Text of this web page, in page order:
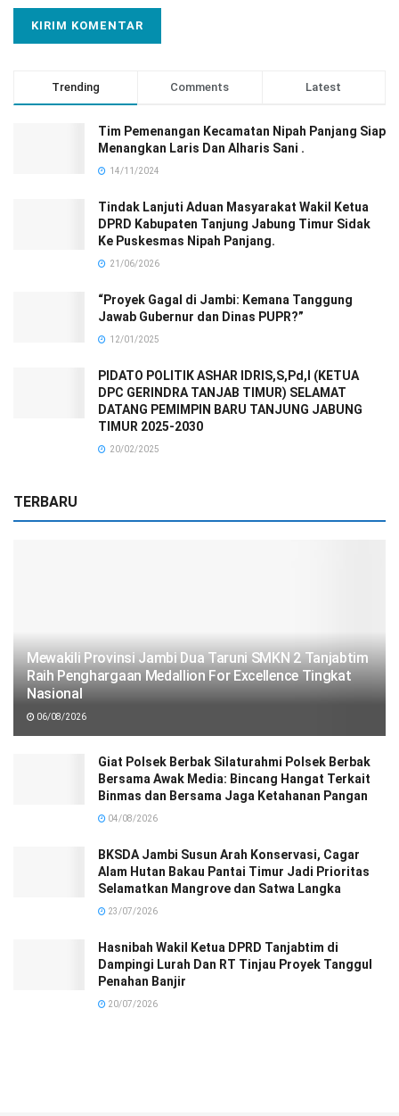
Trending Comments Latest
Tim Pemenangan Kecamatan Nipah Panjang Siap
Menangkan Laris Dan Alharis Sani .
14/11/2024
Tindak Lanjuti Aduan Masyarakat Wakil Ketua
DPRD Kabupaten Tanjung Jabung Timur Sidak
Ke Puskesmas Nipah Panjang.
21/06/2026
“Proyek Gagal di Jambi: Kemana Tanggung
Jawab Gubernur dan Dinas PUPR?”
12/01/2025
PIDATO POLITIK ASHAR IDRIS,S,Pd,I (KETUA
DPC GERINDRA TANJAB TIMUR) SELAMAT
DATANG PEMIMPIN BARU TANJUNG JABUNG
TIMUR 2025-2030
20/02/2025
TERBARU
Mewakili Provinsi Jambi Dua Taruni SMKN 2 Tanjabtim
Raih Penghargaan Medallion For Excellence Tingkat
Nasional
06/08/2026
Giat Polsek Berbak Silaturahmi Polsek Berbak
Bersama Awak Media: Bincang Hangat Terkait
Binmas dan Bersama Jaga Ketahanan Pangan
04/08/2026
BKSDA Jambi Susun Arah Konservasi, Cagar
Alam Hutan Bakau Pantai Timur Jadi Prioritas
Selamatkan Mangrove dan Satwa Langka
23/07/2026
Hasnibah Wakil Ketua DPRD Tanjabtim di
Dampingi Lurah Dan RT Tinjau Proyek Tanggul
Penahan Banjir
20/07/2026